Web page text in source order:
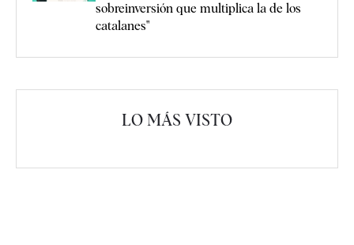
sobreinversión que multiplica la de los
catalanes"
LO MÁS VISTO